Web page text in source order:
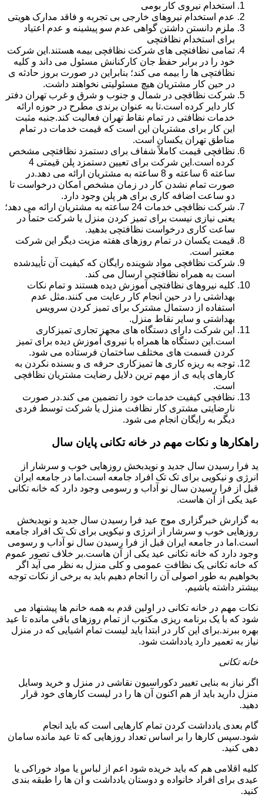
استخدام نیروی کار بومی
عدم استخدام نیروهای خارجی بی تجربه و فاقد مدارک هویتی
ملزم دانستن داشتن گواهی عدم سو پیشینه و عدم اعتیاد
برای استخدام نظافتچی
تمامی نظافتچی های شرکت نظافچی بیمه هستند.این شرکت
خود را در برابر حفظ جان کارکنانش مسئول می داند و کلیه
نظافتچی ها را بیمه می کند؛ بنابراین در صورت بروز حادثه ی
در حین کار مشتریان هیچ مسئولیتی نخواهند داشت.
شرکت نظافچی در شمال و جنوب و شرق و غرب تهران دفتر
کار دایر کرده است.تا به عنوان برندی مطرح در حوزه ارائه
خدمات نظافتی در تمام نقاط تهران فعالیت کند.جنبه مثبت
این کار برای مشتریان این است که قیمت خدمات در تمام
مناطق تهران یکسان است.
نظافچی قیمت کاملاً شفاف برای دستمزد نظافتچی مشخص
کرده است.این شرکت برای تعیین دستمزد پلن قیمتی 4
ساعته 6 ساعته و 8 ساعته به مشتریان ارائه می دهد.در
صورت تمام نشدن کار در زمان مشخص امکان درخواست تا
دو ساعت اضافه کاری برای هر پلن وجود دارد.
شرکت نظافچی خدمات 24 ساعته به مشتریان ارائه می دهد؛
یعنی نیازی نیست برای تمیز کردن منزل یا شرکت حتماً در
ساعت کاری درخواست نظافتچی بدهید.
قیمت یکسان در تمام روزهای هفته مزیت دیگر این شرکت
معتبر است.
شرکت نظافچی مواد شوینده رایگان که کیفیت آن تأییدشده
است به همراه نظافتچی ارسال می کند.
کلیه نیروهای نظافتچی آموزش دیده هستند و تمام نکات
بهداشتی را در حین انجام کار رعایت می کنند.مثل عدم
استفاده از دستمال مشترک برای تمیز کردن سرویس
بهداشتی و سایر نقاط منزل.
این شرکت دارای دستگاه های مجهز تجاری تمیزکاری
است.این دستگاه ها همراه با نیروی آموزش دیده برای تمیز
کردن قسمت های مختلف ساختمان فرستاده می شود.
توجه به ریزه کاری ها تمیزکاری حرفه ی و بسنده نکردن به
کارهای پایه ی از مهم ترین دلایل رضایت مشتریان نظافچی
است.
نظافچی کیفیت خدمات خود را تضمین می کند.در صورت
نارضایتی مشتری کار نظافت منزل یا شرکت توسط فردی
دیگر به رایگان انجام می شود.
راهکارها و نکات مهم در خانه تکانی پایان سال
ید فرا رسیدن سال جدید و نویدبخش روزهایی خوب و سرشار از
انرژی و نیکویی برای تک تک افراد جامعه است.اما در جامعه ایران
قبل از فرا رسیدن سال نو آداب و رسومی وجود دارد که خانه تکانی
عید یکی از آن هاست.
به گزارش خبرگزاری موج عید فرا رسیدن سال جدید و نویدبخش
روزهایی خوب و سرشار از انرژی و نیکویی برای تک تک افراد جامعه
است.اما در جامعه ایران قبل از فرا رسیدن سال نو آداب و رسومی
وجود دارد که خانه تکانی عید یکی از آن هاست.بر خلاف تصور عموم
که خانه تکانی یک نظافت عمومی و کلی منزل به نظر می آید اگر
بخواهیم به طور اصولی آن را انجام دهیم باید به برخی از نکات توجه
بیشتر داشته باشیم.
نکات مهم در خانه تکانی در اولین قدم به همه خانم ها پیشنهاد می
شود که با یک برنامه ریزی مکتوب از تمام روزهای باقی مانده تا عید
بهره ببرند.برای این کار در ابتدا باید لیست تمام اشیایی که در منزل
نیاز به تعمیر دارد یادداشت شود.
خانه تکانی
اگر نیاز به بنایی تغییر دکوراسیون نقاشی در منزل و خرید وسایل
منزل دارید باید از هم اکنون آن ها را در لیست کارهای خود قرار
دهید.
گام بعدی یادداشت کردن تمام کارهایی است که باید انجام
شود.سپس کارها را بر اساس تعداد روزهایی که تا عید مانده سامان
دهی کنید.
کلیه اقلامی هم که باید خریده شود اعم از لباس یا مواد خوراکی یا
عیدی برای افراد خانواده و دوستان یادداشت و آن ها را طبقه بندی
کنید.